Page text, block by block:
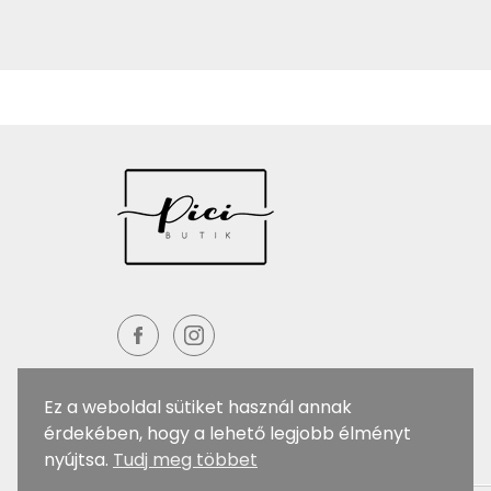
Ez a weboldal sütiket használ annak
érdekében, hogy a lehető legjobb élményt
nyújtsa. Tudj meg többet